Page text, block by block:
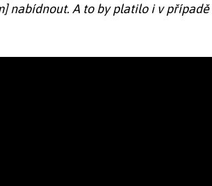
nabídnout. A to by platilo i v případě